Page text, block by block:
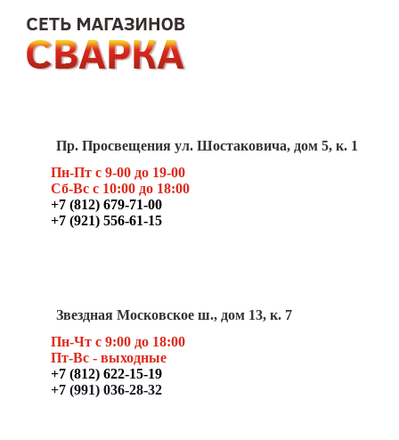
Пр. Просвещения ул. Шостаковича, дом 5, к. 1
Пн-Пт с 9-00 до 19-00
Сб-Вс с 10:00 до 18:00
+7 (812) 679-71-00
+7 (921) 556-61-15
Звездная Московское ш., дом 13, к. 7
Пн-Чт с 9:00 до 18:00
Пт-Вс - выходные
+7 (812) 622-15-19
+7 (991) 036-28-32